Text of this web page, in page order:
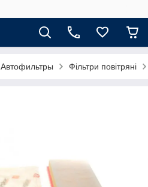
Автофильтры Фільтри повітряні